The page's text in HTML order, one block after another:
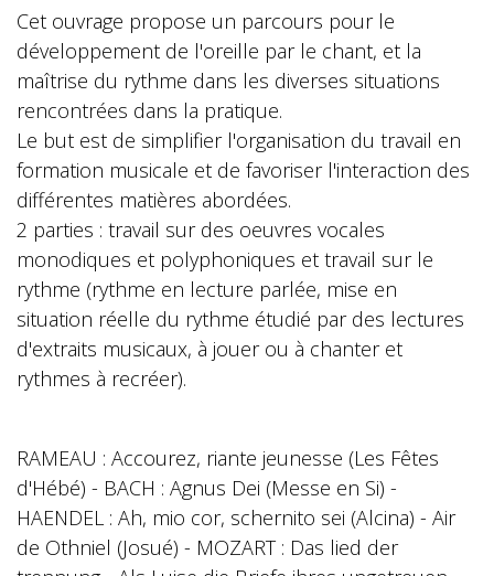
Cet ouvrage propose un parcours pour le
développement de l'oreille par le chant, et la
maîtrise du rythme dans les diverses situations
rencontrées dans la pratique.
Le but est de simplifier l'organisation du travail en
formation musicale et de favoriser l'interaction des
différentes matières abordées.
2 parties : travail sur des oeuvres vocales
monodiques et polyphoniques et travail sur le
rythme (rythme en lecture parlée, mise en
situation réelle du rythme étudié par des lectures
d'extraits musicaux, à jouer ou à chanter et
rythmes à recréer).
RAMEAU : Accourez, riante jeunesse (Les Fêtes
d'Hébé) - BACH : Agnus Dei (Messe en Si) -
HAENDEL : Ah, mio cor, schernito sei (Alcina) - Air
de Othniel (Josué) - MOZART : Das lied der